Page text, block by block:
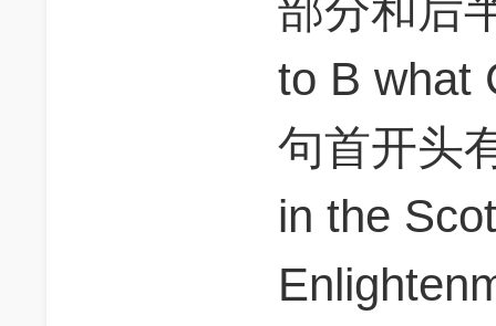
部分和后
to B what
句首开头
in the